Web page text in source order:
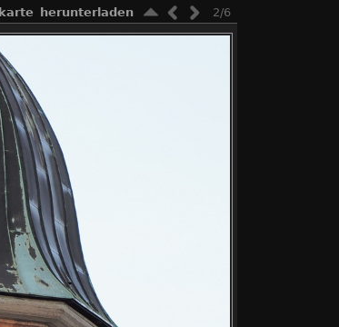
2/6
herunterladen
karte